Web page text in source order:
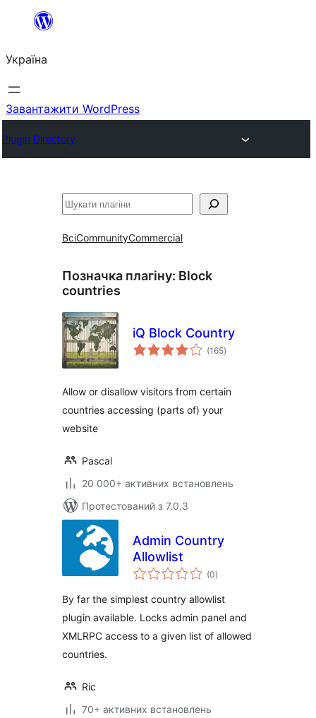
Перейти
вмісту
Україна
Завантажити WordPress
Plugin Directory
Пошук
ВсіCommunityCommercial
Позначка плагіну: Block
countries
iQ Block Country
(165загальний
рейтинг
)
Allow or disallow visitors from certain
countries accessing (parts of) your
website
Pascal
20 000+ активних встановлень
Протестований з 7.0.3
Admin Country
Allowlist
(0загальний
рейтинг
)
By far the simplest country allowlist
plugin available. Locks admin panel and
XMLRPC access to a given list of allowed
countries.
Ric
70+ активних встановлень